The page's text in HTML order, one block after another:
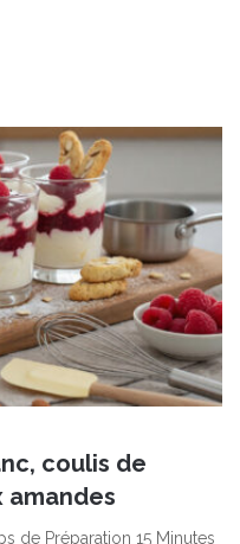
coulis de
amandes
de Préparation 15 Minutes